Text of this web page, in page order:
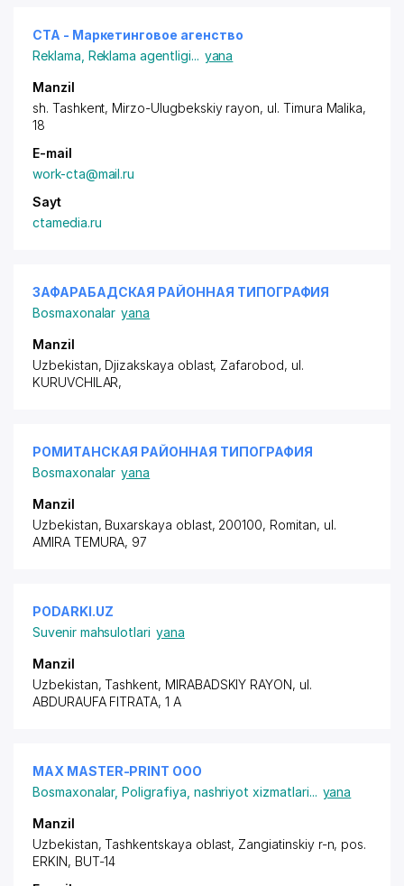
CTA - Маркетинговое агенство
Reklama Reklama agentligi... yana
Manzil
sh. Tashkent, Mirzo-Ulugbekskiy rayon, ul. Timura Malika,
18
E-mail
work-cta@mail.ru
Sayt
ctamedia.ru
ЗАФАРАБАДСКАЯ РАЙОННАЯ ТИПОГРАФИЯ
Bosmaxonalar yana
Manzil
Uzbekistan, Djizakskaya oblast, Zafarobod, ul.
KURUVCHILAR,
РОМИТАНСКАЯ РАЙОННАЯ ТИПОГРАФИЯ
Bosmaxonalar yana
Manzil
Uzbekistan, Buxarskaya oblast, 200100, Romitan, ul.
AMIRA TEMURA, 97
PODARKI.UZ
Suvenir mahsulotlari yana
Manzil
Uzbekistan, Tashkent, MIRABADSKIY RAYON, ul.
ABDURAUFA FITRATA, 1 A
MAX MASTER-PRINT ООО
Bosmaxonalar,Poligrafiya, nashriyot xizmatlari... yana
Manzil
Uzbekistan, Tashkentskaya oblast, Zangiatinskiy r-n, pos.
ERKIN, BUT-14